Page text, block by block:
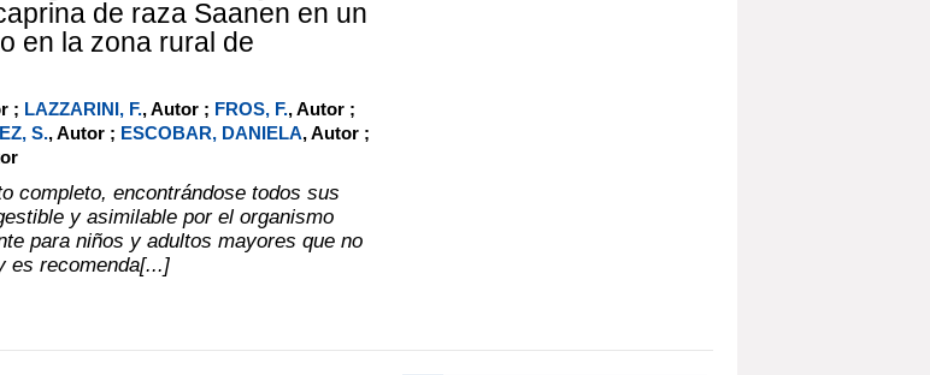
de raza Saanen en un
en la zona rural de
; LAZZARINI, F., Autor ; FROS, F., Autor ;
S., Autor ; ESCOBAR, DANIELA, Autor ;
completo, encontrándose todos sus
y asimilable por el organismo
para niños y adultos mayores que no
es recomenda[...]